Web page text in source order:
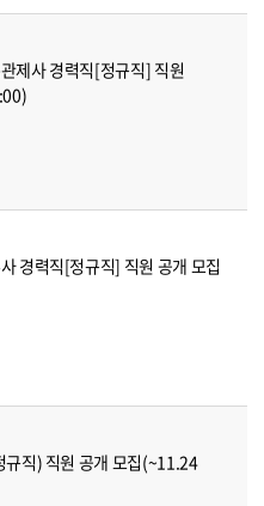
제사 경력직[정규직] 직원
경력직[정규직] 직원 공개 모집
직) 직원 공개 모집(~11.24